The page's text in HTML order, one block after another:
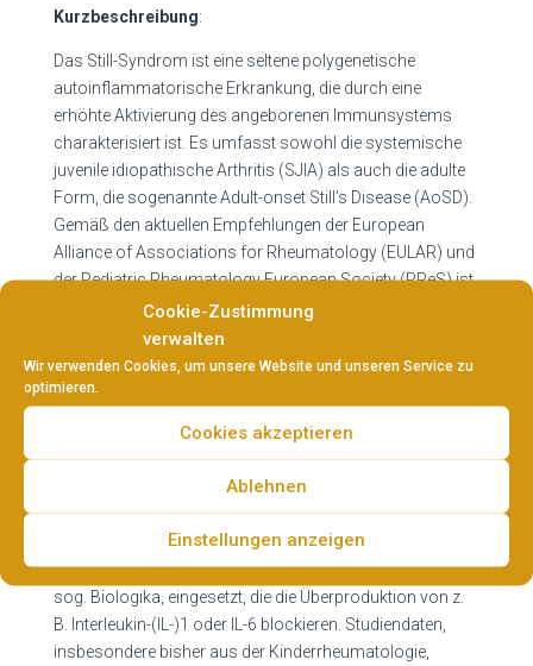
Cookie-Zustimmung
verwalten
Wir verwenden Cookies, um unsere Website und unseren Service zu
optimieren.
Cookies akzeptieren
Ablehnen
Einstellungen anzeigen
Kurzbeschreibung:
Das Still-Syndrom ist eine seltene polygenetische
autoinflammatorische Erkrankung, die durch eine
erhöhte Aktivierung des angeborenen Immunsystems
charakterisiert ist. Es umfasst sowohl die systemische
juvenile idiopathische Arthritis (SJIA) als auch die adulte
Form, die sogenannte Adult-onset Still’s Disease (AoSD).
Gemäß den aktuellen Empfehlungen der European
Alliance of Associations for Rheumatology (EULAR) und
der Pediatric Rheumatology European Society (PReS) ist
diese Unterscheidung jedoch obsolet, da Symptomatik
und Genexpressionsprofile beider Entitäten in großen
Teilen übereinstimmen. Zu den typischen klinischen
Symptomen zählen tägliche Fieberschübe,
Während das Still-Syndrom in der Vergangenheit initial
häufig mit nichtsteroidalen Antirheumatika (NSAR),
Glukokortikoiden und synthetic Disease-Modifying Anti-
Rheumatic Drugs (sDMARD) behandelt wurde, werden
heutzutage immer häufiger biological DMARD (bDMARD),
sog. Biologika, eingesetzt, die die Überproduktion von z.
B. Interleukin-(IL-)1 oder IL-6 blockieren. Studiendaten,
insbesondere bisher aus der Kinderrheumatologie,